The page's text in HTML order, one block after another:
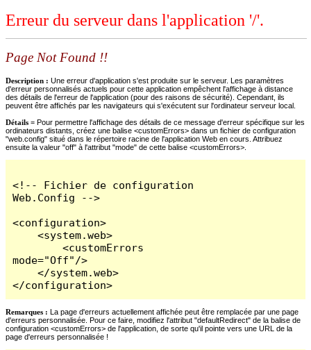
Erreur du serveur dans l'application '/'.
Page Not Found !!
Description : Une erreur d'application s'est produite sur le serveur. Les paramètres
d'erreur personnalisés actuels pour cette application empêchent l'affichage à distance
des détails de l'erreur de l'application (pour des raisons de sécurité). Cependant, ils
peuvent être affichés par les navigateurs qui s'exécutent sur l'ordinateur serveur local.
Détails = Pour permettre l'affichage des détails de ce message d'erreur spécifique sur les
ordinateurs distants, créez une balise <customErrors> dans un fichier de configuration
"web.config" situé dans le répertoire racine de l'application Web en cours. Attribuez
ensuite la valeur "off" à l'attribut "mode" de cette balise <customErrors>.
<!-- Fichier de configuration
Web.Config -->
<configuration>
    <system.web>
        <customErrors
mode="Off"/>
    </system.web>
</configuration>
Remarques : La page d'erreurs actuellement affichée peut être remplacée par une page
d'erreurs personnalisée. Pour ce faire, modifiez l'attribut "defaultRedirect" de la balise de
configuration <customErrors> de l'application, de sorte qu'il pointe vers une URL de la
page d'erreurs personnalisée !